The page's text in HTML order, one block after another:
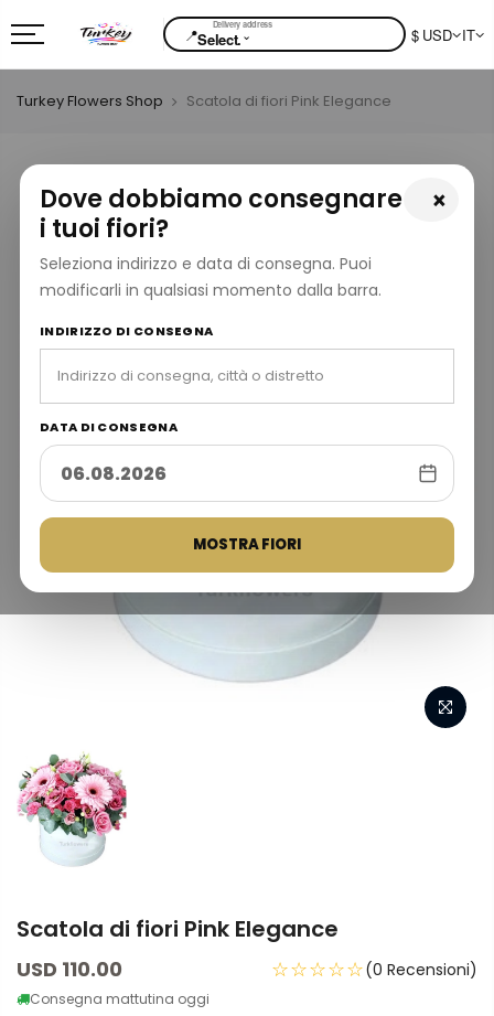
📍Select.⌄ $ USD IT
×
Dove dobbiamo consegnare
i tuoi fiori?
Seleziona indirizzo e data di consegna. Puoi
modificarli in qualsiasi momento dalla barra.
INDIRIZZO DI CONSEGNA
DATA DI CONSEGNA
MOSTRA FIORI
Turkey Flowers Shop Scatola di fiori Pink Elegance
Scatola di fiori Pink Elegance
USD 110.00
Consegna mattutina oggi
☆☆☆☆☆(0 Recensioni)